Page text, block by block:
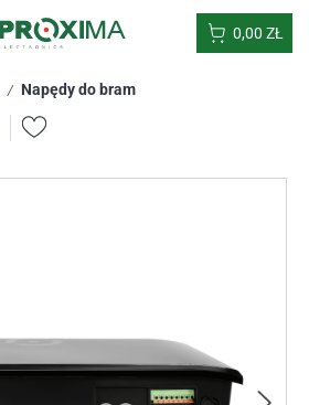
0,00 ZŁ
/ Napędy do bram